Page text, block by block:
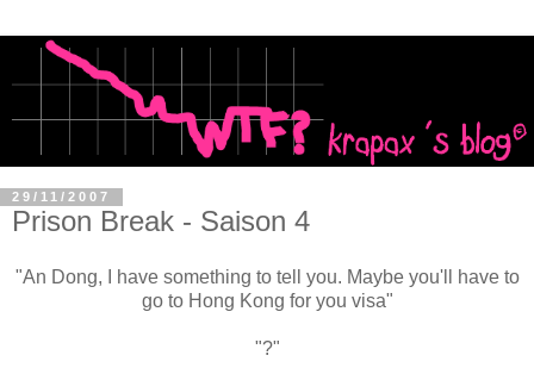
29/11/2007
Prison Break - Saison 4
"An Dong, I have something to tell you. Maybe you'll have to
go to Hong Kong for you visa"
"?"